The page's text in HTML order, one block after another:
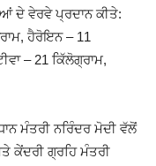
ਦੇ ਵੇਰਵੇ ਪ੍ਰਦਾਨ ਕੀਤੇ:
, ਹੈਰੋਇਨ– 11
– 21 ਕਿੱਲੋਗ੍ਰਾਮ,
ਮੰਤਰੀ ਨਰਿੰਦਰ ਮੋਦੀ ਵੱਲੋਂ
ਕੇਂਦਰੀ ਗ੍ਰਹਿ ਮੰਤਰੀ